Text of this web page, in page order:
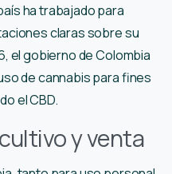
ha trabajado para
claras sobre su
el gobierno de Colombia
de cannabis para fines
el CBD.
y venta